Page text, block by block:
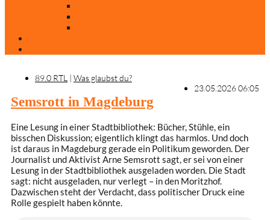
89.0 RTL | Was glaubst du?
23.05.2026 06:05
Semsrott in Magdeburg
Eine Lesung in einer Stadtbibliothek: Bücher, Stühle, ein
bisschen Diskussion; eigentlich klingt das harmlos. Und doch
ist daraus in Magdeburg gerade ein Politikum geworden. Der
Journalist und Aktivist Arne Semsrott sagt, er sei von einer
Lesung in der Stadtbibliothek ausgeladen worden. Die Stadt
sagt: nicht ausgeladen, nur verlegt – in den Moritzhof.
Dazwischen steht der Verdacht, dass politischer Druck eine
Rolle gespielt haben könnte.